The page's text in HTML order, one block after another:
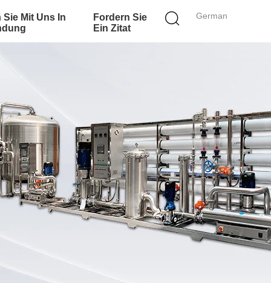
German
Sie Mit Uns In
Fordern Sie
Ein Zitat